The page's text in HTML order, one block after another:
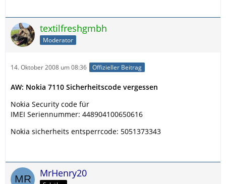
textilfreshgmbh
Moderator
14. Oktober 2008 um 08:36 Offizieller Beitrag
AW: Nokia 7110 Sicherheitscode vergessen
Nokia Security code für
IMEI Seriennummer: 448904100650616
Nokia sicherheits entsperrcode: 5051373343
MrHenry20